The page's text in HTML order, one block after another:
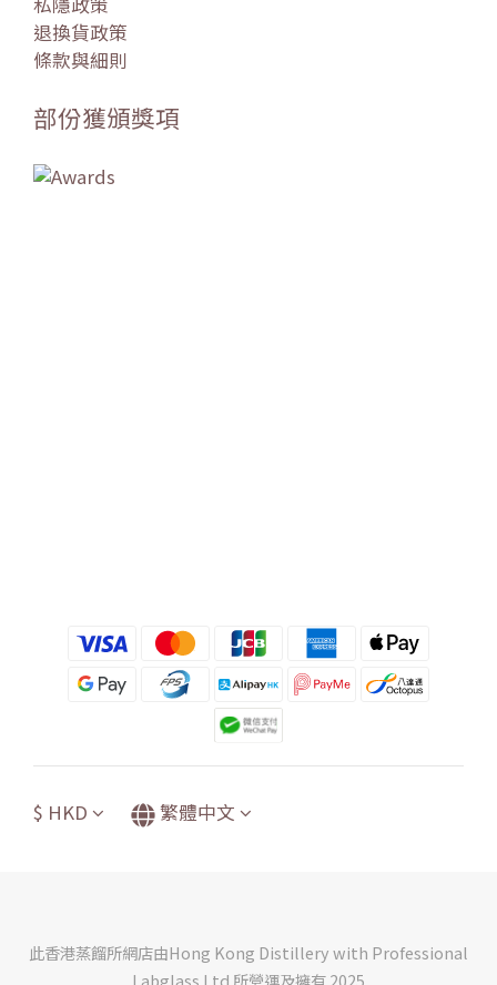
退換貨政策
條款與細則
部份獲頒獎項
$ HKD 繁體中文
此香港蒸餾所網店由Hong Kong Distillery with Professional
Labglass Ltd.所營運及擁有 2025